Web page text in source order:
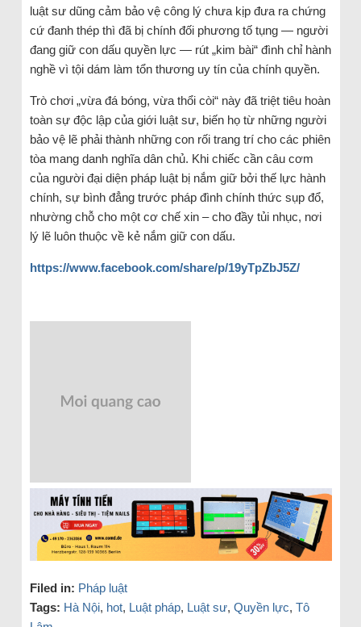
luật sư dũng cảm bảo vệ công lý chưa kịp đưa ra chứng
cứ đanh thép thì đã bị chính đối phương tố tụng — người
đang giữ con dấu quyền lực — rút „kim bài“ đình chỉ hành
nghề vì tội dám làm tổn thương uy tín của chính quyền.
Trò chơi „vừa đá bóng, vừa thổi còi“ này đã triệt tiêu hoàn
toàn sự độc lập của giới luật sư, biến họ từ những người
bảo vệ lẽ phải thành những con rối trang trí cho các phiên
tòa mang danh nghĩa dân chủ. Khi chiếc cần câu cơm
của người đại diện pháp luật bị nắm giữ bởi thế lực hành
chính, sự bình đẳng trước pháp đình chính thức sụp đổ,
nhường chỗ cho một cơ chế xin – cho đầy tủi nhục, nơi
lý lẽ luôn thuộc về kẻ nắm giữ con dấu.
https://www.facebook.com/share/p/19yTpZbJ5Z/
Filed in: Pháp luật
Tags: Hà Nội, hot, Luật pháp, Luật sư, Quyền lực, Tô